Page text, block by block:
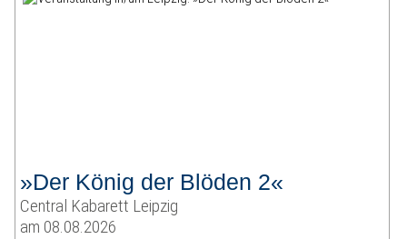
»Der König der Blöden 2«
Central Kabarett Leipzig
am 08.08.2026